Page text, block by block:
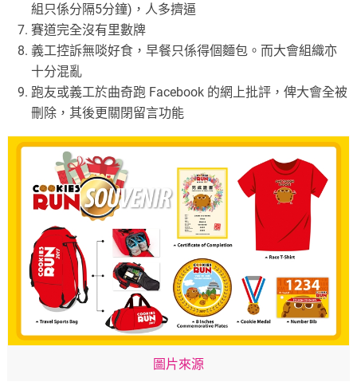
組只係分隔5分鐘)，人多擠逼
賽道完全沒有里數牌
義工控訴無啖好食，早餐只係得個麵包。而大會組織亦
十分混亂
跑友或義工於曲奇跑 Facebook 的網上批評，俾大會全被
刪除，其後更關閉留言功能
圖片來源